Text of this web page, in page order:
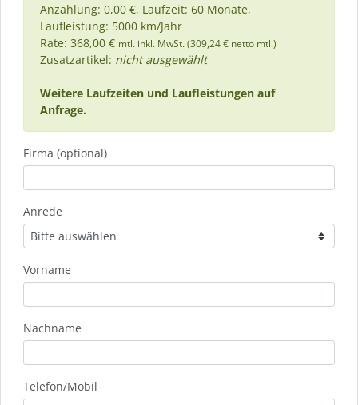
Anzahlung: 0,00 €, Laufzeit: 60 Monate,
Laufleistung: 5000 km/Jahr
Rate: 368,00 € mtl. inkl. MwSt. (309,24 € netto mtl.)
Zusatzartikel: nicht ausgewählt
Weitere Laufzeiten und Laufleistungen auf
Anfrage.
Firma (optional)
Anrede
Vorname
Nachname
Telefon/Mobil